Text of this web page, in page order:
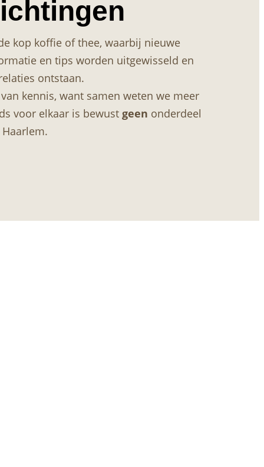
kop koffie of thee, waarbij nieuwe
en tips worden uitgewisseld en
ontstaan.
kennis, want samen weten we meer
voor elkaar is bewust geen onderdeel